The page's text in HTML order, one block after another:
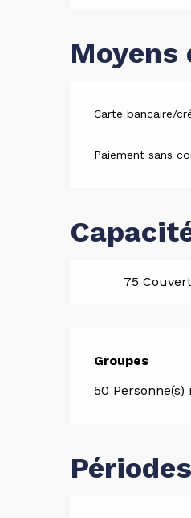
Moyens
Carte bancaire/
Paiement sans
75
Groupes
Groupes
50 Personne(s)